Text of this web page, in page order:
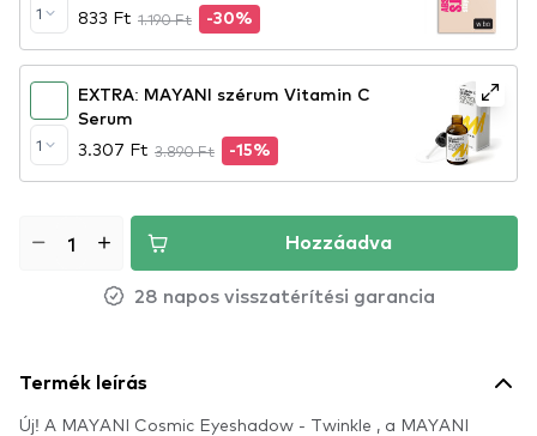
1 833 Ft 1.190 Ft -30%
1
EXTRA: MAYANI szérum Vitamin C
Serum
3.307 Ft 3.890 Ft -15%
Hozzáadva
28 napos visszatérítési garancia
Termék leírás
Új! A MAYANI Cosmic Eyeshadow - Twinkle , a MAYANI